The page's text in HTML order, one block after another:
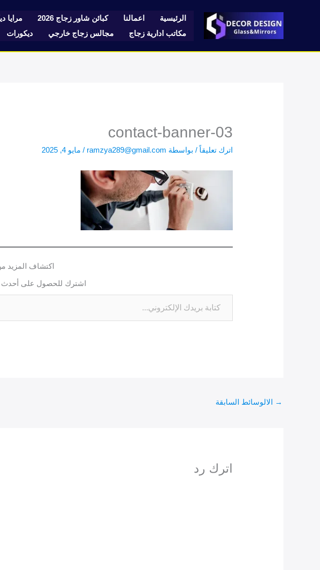
الرئيسية اعمالنا كبائن شاور زجاج 2026 مرايا
مكاتب ادارية زجاج
مجالس زجاج خارجي ديكورات
contact-banner-03
اترك تعليقاً / بواسطة ramzya289@gmail.com
/ مايو 4, 2025
اكتشاف المزيد
اشترك للحصول على أحدث
→ الالوسائط السابقة
اترك رد